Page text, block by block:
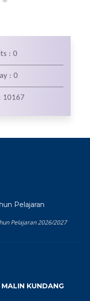
: 0
: 0
10167
Pelajaran
Pelajaran 2026/2027
KUNDANG